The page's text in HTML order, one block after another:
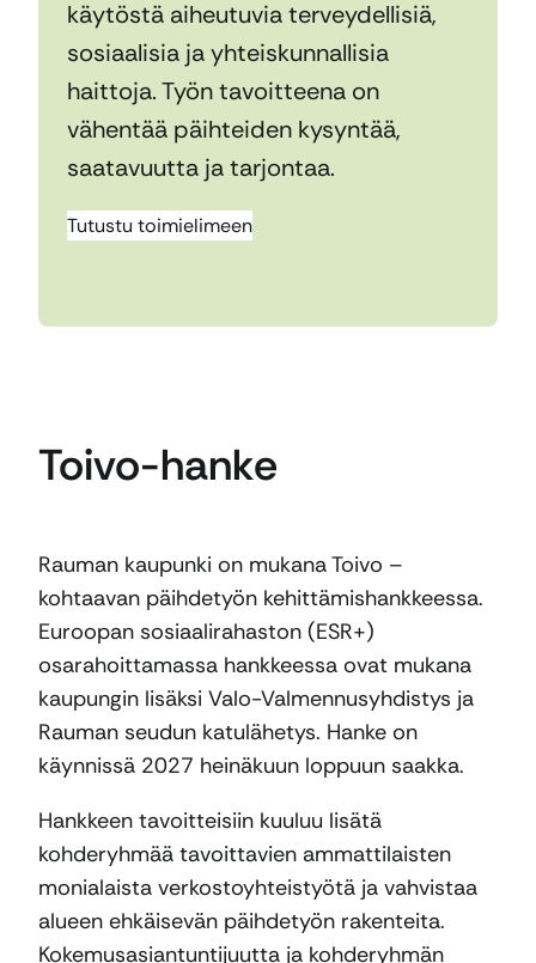
käytöstä aiheutuvia terveydellisiä,
sosiaalisia ja yhteiskunnallisia
haittoja. Työn tavoitteena on
vähentää päihteiden kysyntää,
saatavuutta ja tarjontaa.
Tutustu toimielimeen
Toivo-hanke
Rauman kaupunki on mukana Toivo –
kohtaavan päihdetyön kehittämishankkeessa.
Euroopan sosiaalirahaston (ESR+)
osarahoittamassa hankkeessa ovat mukana
kaupungin lisäksi Valo-Valmennusyhdistys ja
Rauman seudun katulähetys. Hanke on
käynnissä 2027 heinäkuun loppuun saakka.
Hankkeen tavoitteisiin kuuluu lisätä
kohderyhmää tavoittavien ammattilaisten
monialaista verkostoyhteistyötä ja vahvistaa
alueen ehkäisevän päihdetyön rakenteita.
Kokemusasiantuntijuutta ja kohderyhmän